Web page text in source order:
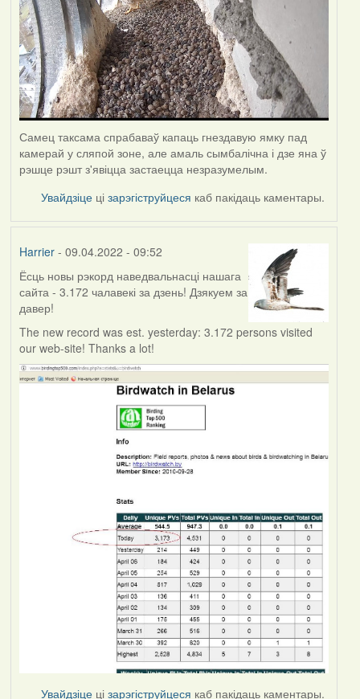
Самец таксама спрабаваў капаць гнездавую ямку пад
камерай у сляпой зоне, але амаль сымбалічна і дзе яна ў
рэшце рэшт з'явіцца застаецца незразумелым.
Увайдзіце цізарэгіструйцеся каб пакідаць каментары.
Harrier- 09.04.2022 - 09:52
Ёсць новы рэкорд наведвальнасці нашага
сайта - 3.172 чалавекі за дзень! Дзякуем за
давер!
The new record was est. yesterday: 3.172 persons visited
our web-site! Thanks a lot!
Увайдзіце цізарэгіструйцеся каб пакідаць каментары.